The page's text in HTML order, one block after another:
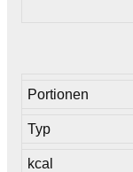
Portionen
Typ
kcal